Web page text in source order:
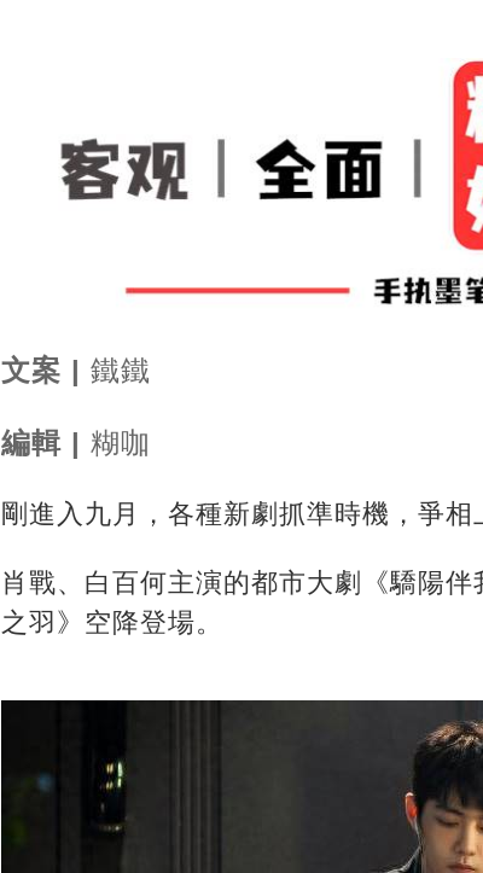
文案 | 鐵鐵
編輯 | 糊咖
剛進入九月，各種新劇抓準時機，爭相
肖戰、白百何主演的都市大劇《驕陽
之羽》空降登場。